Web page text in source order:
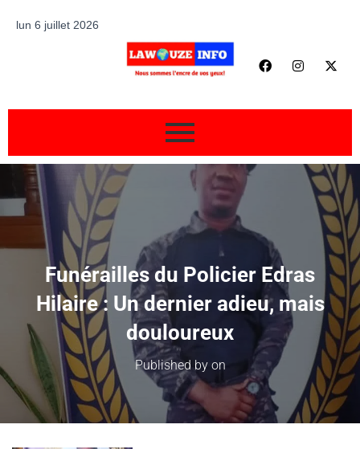
lun 6 juillet 2026
Funérailles du Policier Edras
Hilaire : Un dernier adieu, mais
douloureux
Published by on